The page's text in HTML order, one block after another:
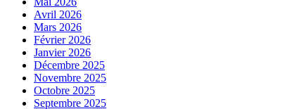
Avril 2026
Mars 2026
Février 2026
Janvier 2026
Décembre 2025
Novembre 2025
Octobre 2025
Septembre 2025